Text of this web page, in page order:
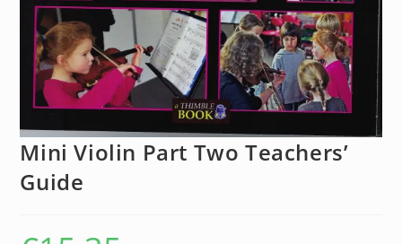
Mini Violin Part Two Teachers’
Guide